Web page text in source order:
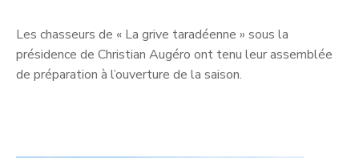
Les chasseurs de « La grive taradéenne » sous la
présidence de Christian Augéro ont tenu leur assemblée
de préparation à l’ouverture de la saison.